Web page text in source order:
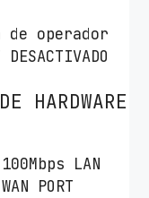
de operador
HARDWARE
LAN
PORT